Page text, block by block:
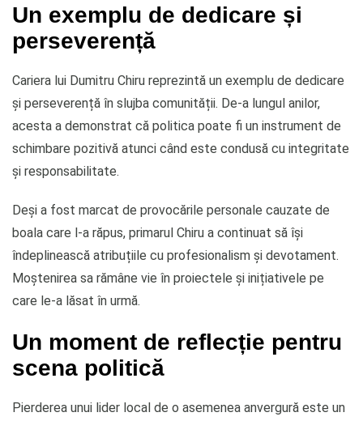
Un exemplu de dedicare și
perseverență
Cariera lui Dumitru Chiru reprezintă un exemplu de dedicare
și perseverență în slujba comunității. De-a lungul anilor,
acesta a demonstrat că politica poate fi un instrument de
schimbare pozitivă atunci când este condusă cu integritate
și responsabilitate.
Deși a fost marcat de provocările personale cauzate de
boala care l-a răpus, primarul Chiru a continuat să își
îndeplinească atribuțiile cu profesionalism și devotament.
Moștenirea sa rămâne vie în proiectele și inițiativele pe
care le-a lăsat în urmă.
Un moment de reflecție pentru
scena politică
Pierderea unui lider local de o asemenea anvergură este un